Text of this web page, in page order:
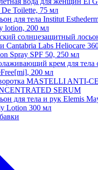
De Toilette, 75 мл
для тела Institut
lotion, 200 мл
солнцезащитный
Cantabria Labs Heliocare
Spray SPF 50, 250 мл
крем для тела
200 мл
MASTELLI ANTI-
SERUM
для тела и рук Elemis
Lotion 300 мл